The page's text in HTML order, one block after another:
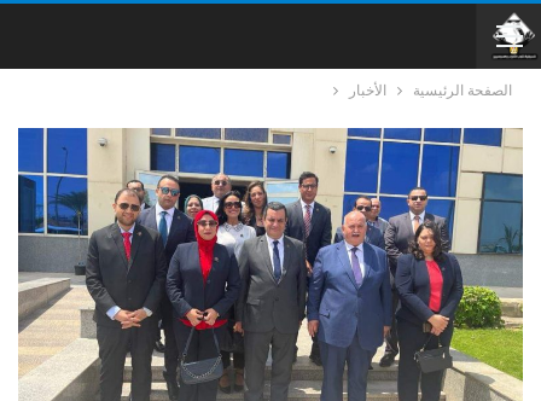
الصفحة الرئيسية الأخبار